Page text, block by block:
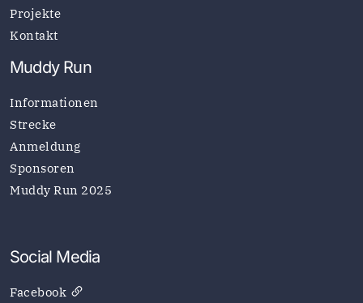
Projekte
Kontakt
Muddy Run
Informationen
Strecke
Anmeldung
Sponsoren
Muddy Run 2025
Social Media
Facebook